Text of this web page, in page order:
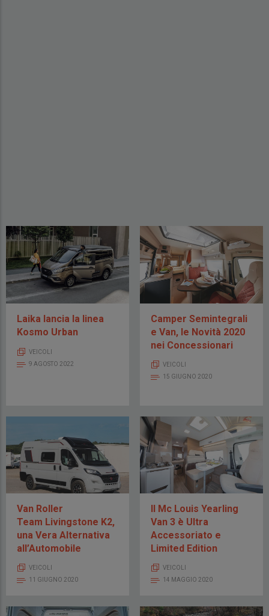
Laika lancia la linea
Kosmo Urban
VEICOLI
9 AGOSTO 2022
Camper Semintegrali
e Van, le Novità 2020
nei Concessionari
VEICOLI
15 GIUGNO 2020
Van Roller
Team Livingstone K2,
una Vera Alternativa
all’Automobile
VEICOLI
11 GIUGNO 2020
Il Mc Louis Yearling
Van 3 è Ultra
Accessoriato e
Limited Edition
VEICOLI
14 MAGGIO 2020